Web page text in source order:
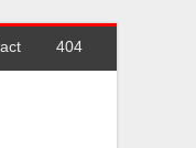
404